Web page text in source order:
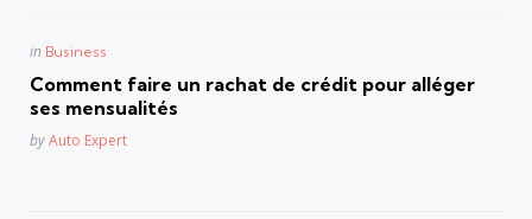
Posted
in Business
Comment faire un rachat de crédit pour alléger
ses mensualités
Posted
byAuto Expert